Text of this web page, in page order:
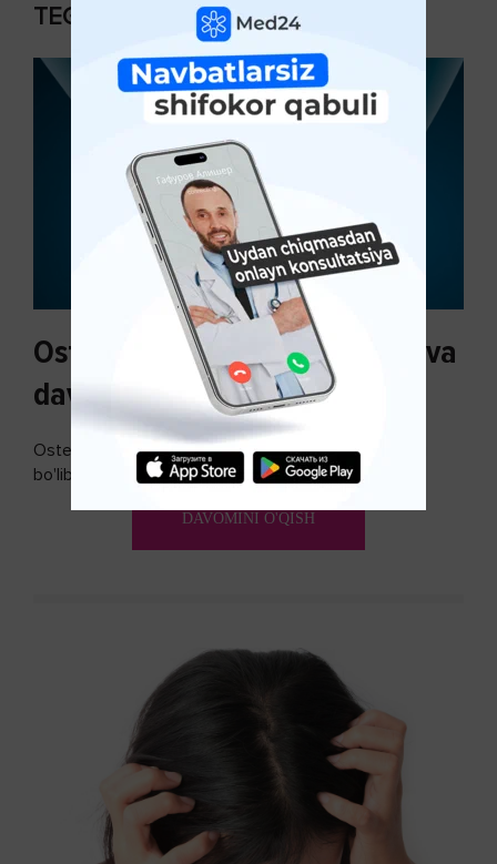
TEGISHLI MAQOLALAR
Osteoartroz sabablari, tasnifi va
davolash usullari
Osteoartroz - bo'g'imlarning keng tarqalgan kasalligi
bo'lib, so'ngi paytda osteoartroz kasalligi sonining
DAVOMINI O'QISH